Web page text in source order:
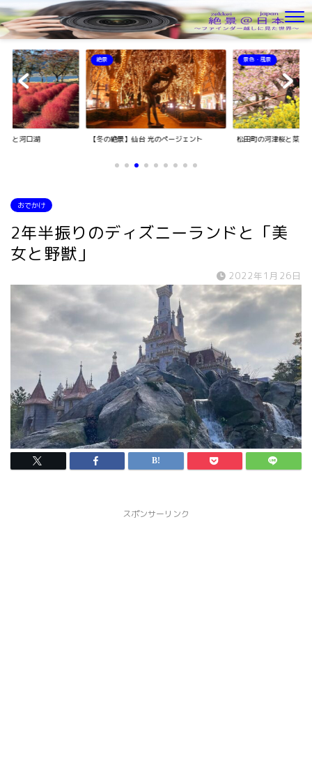
アと河口湖
絶景
【冬の絶景】仙台 光のページェント
景色・風景
松田町の河津桜と菜の
おでかけ
2年半振りのディズニーランドと「美
女と野獣」
2022年1月26日
スポンサーリンク